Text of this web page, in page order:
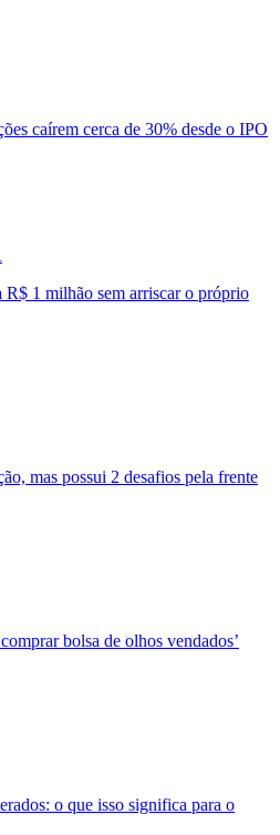
caírem cerca de 30% desde o IPO
R$ 1 milhão sem arriscar o próprio
mas possui 2 desafios pela frente
bolsa de olhos vendados’
o que isso significa para o